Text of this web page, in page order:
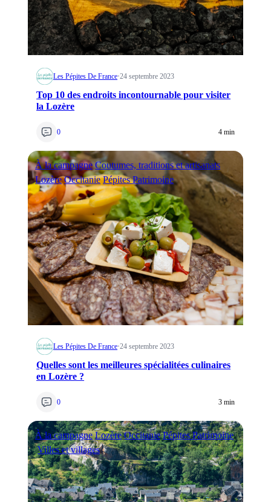
Les Pépites De France·24 septembre 2023
Top 10 des endroits incontournable pour visiter
la Lozère
0 4 min
À la campagne Coutumes, traditions et artisanats
Lozère Occitanie Pépites Patrimoine
Les Pépites De France·24 septembre 2023
Quelles sont les meilleures spécialitées culinaires
en Lozère ?
0 3 min
À la campagne Lozère Occitanie Pépites Patrimoine
Villes et villages